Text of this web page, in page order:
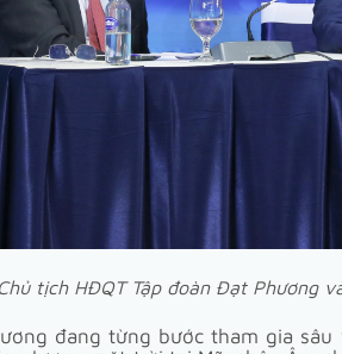
tịch HĐQT Tập đoàn Đạt
đang từng bước tham gia